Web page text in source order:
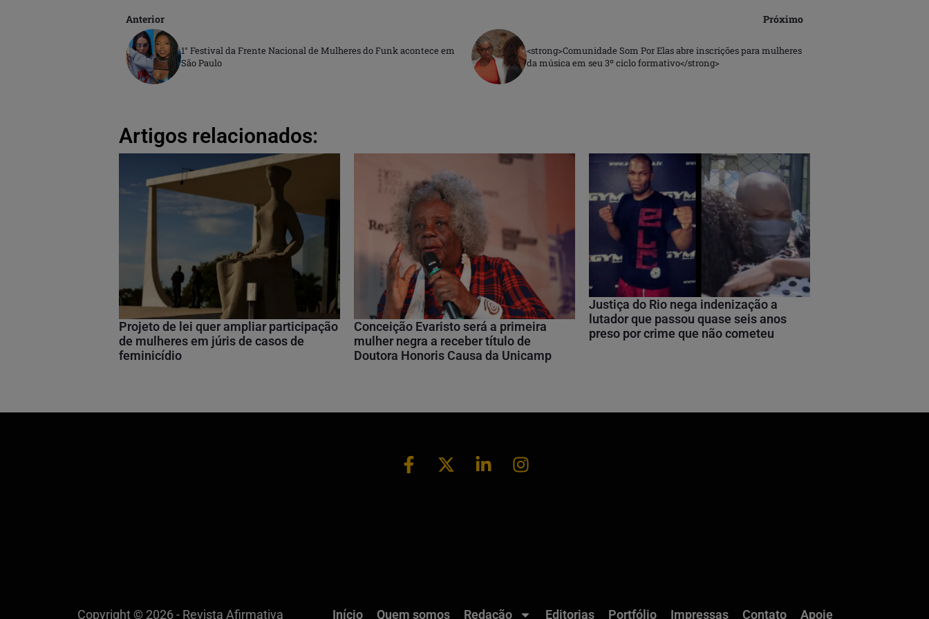
Anterior
1° Festival da Frente Nacional de Mulheres do Funk acontece em
São Paulo
Próximo
<strong>Comunidade Som Por Elas abre inscrições para mulheres
da música em seu 3º ciclo formativo</strong>
Artigos relacionados:
Projeto de lei quer ampliar participação
de mulheres em júris de casos de
feminicídio
Conceição Evaristo será a primeira
mulher negra a receber título de
Doutora Honoris Causa da Unicamp
Justiça do Rio nega indenização a
lutador que passou quase seis anos
preso por crime que não cometeu
Copyright © 2026 - Revista Afirmativa Início Quem somos Redação Editorias Portfólio Impressas Contato Apoie